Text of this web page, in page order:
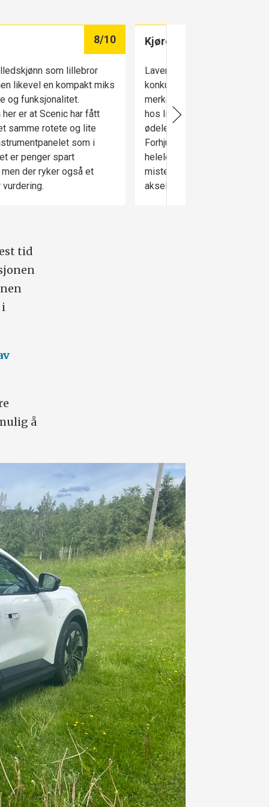
8/10
som lillebror
likevel en kompakt miks
og funksjonalitet.
er at Scenic har fått
samme rotete og lite
som i
er penger spart
der ryker også et
Kjøreegenskaper
Lavere vekt og lettere
konkurrentene, gir mer
merker den samme
hos lillebror Megane, uten at
ødelegger stabiliteten i
Forhjulstrekk er ikke ideelt
helelektrisk bil, og på vått
mister den litt grepet ved
akselerasjon.
tid
i
å